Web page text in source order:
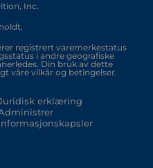
Inc.
registrert varemerkestatus
i andre geografiske
Din bruk av dette
våre vilkår og betingelser.
erklæring